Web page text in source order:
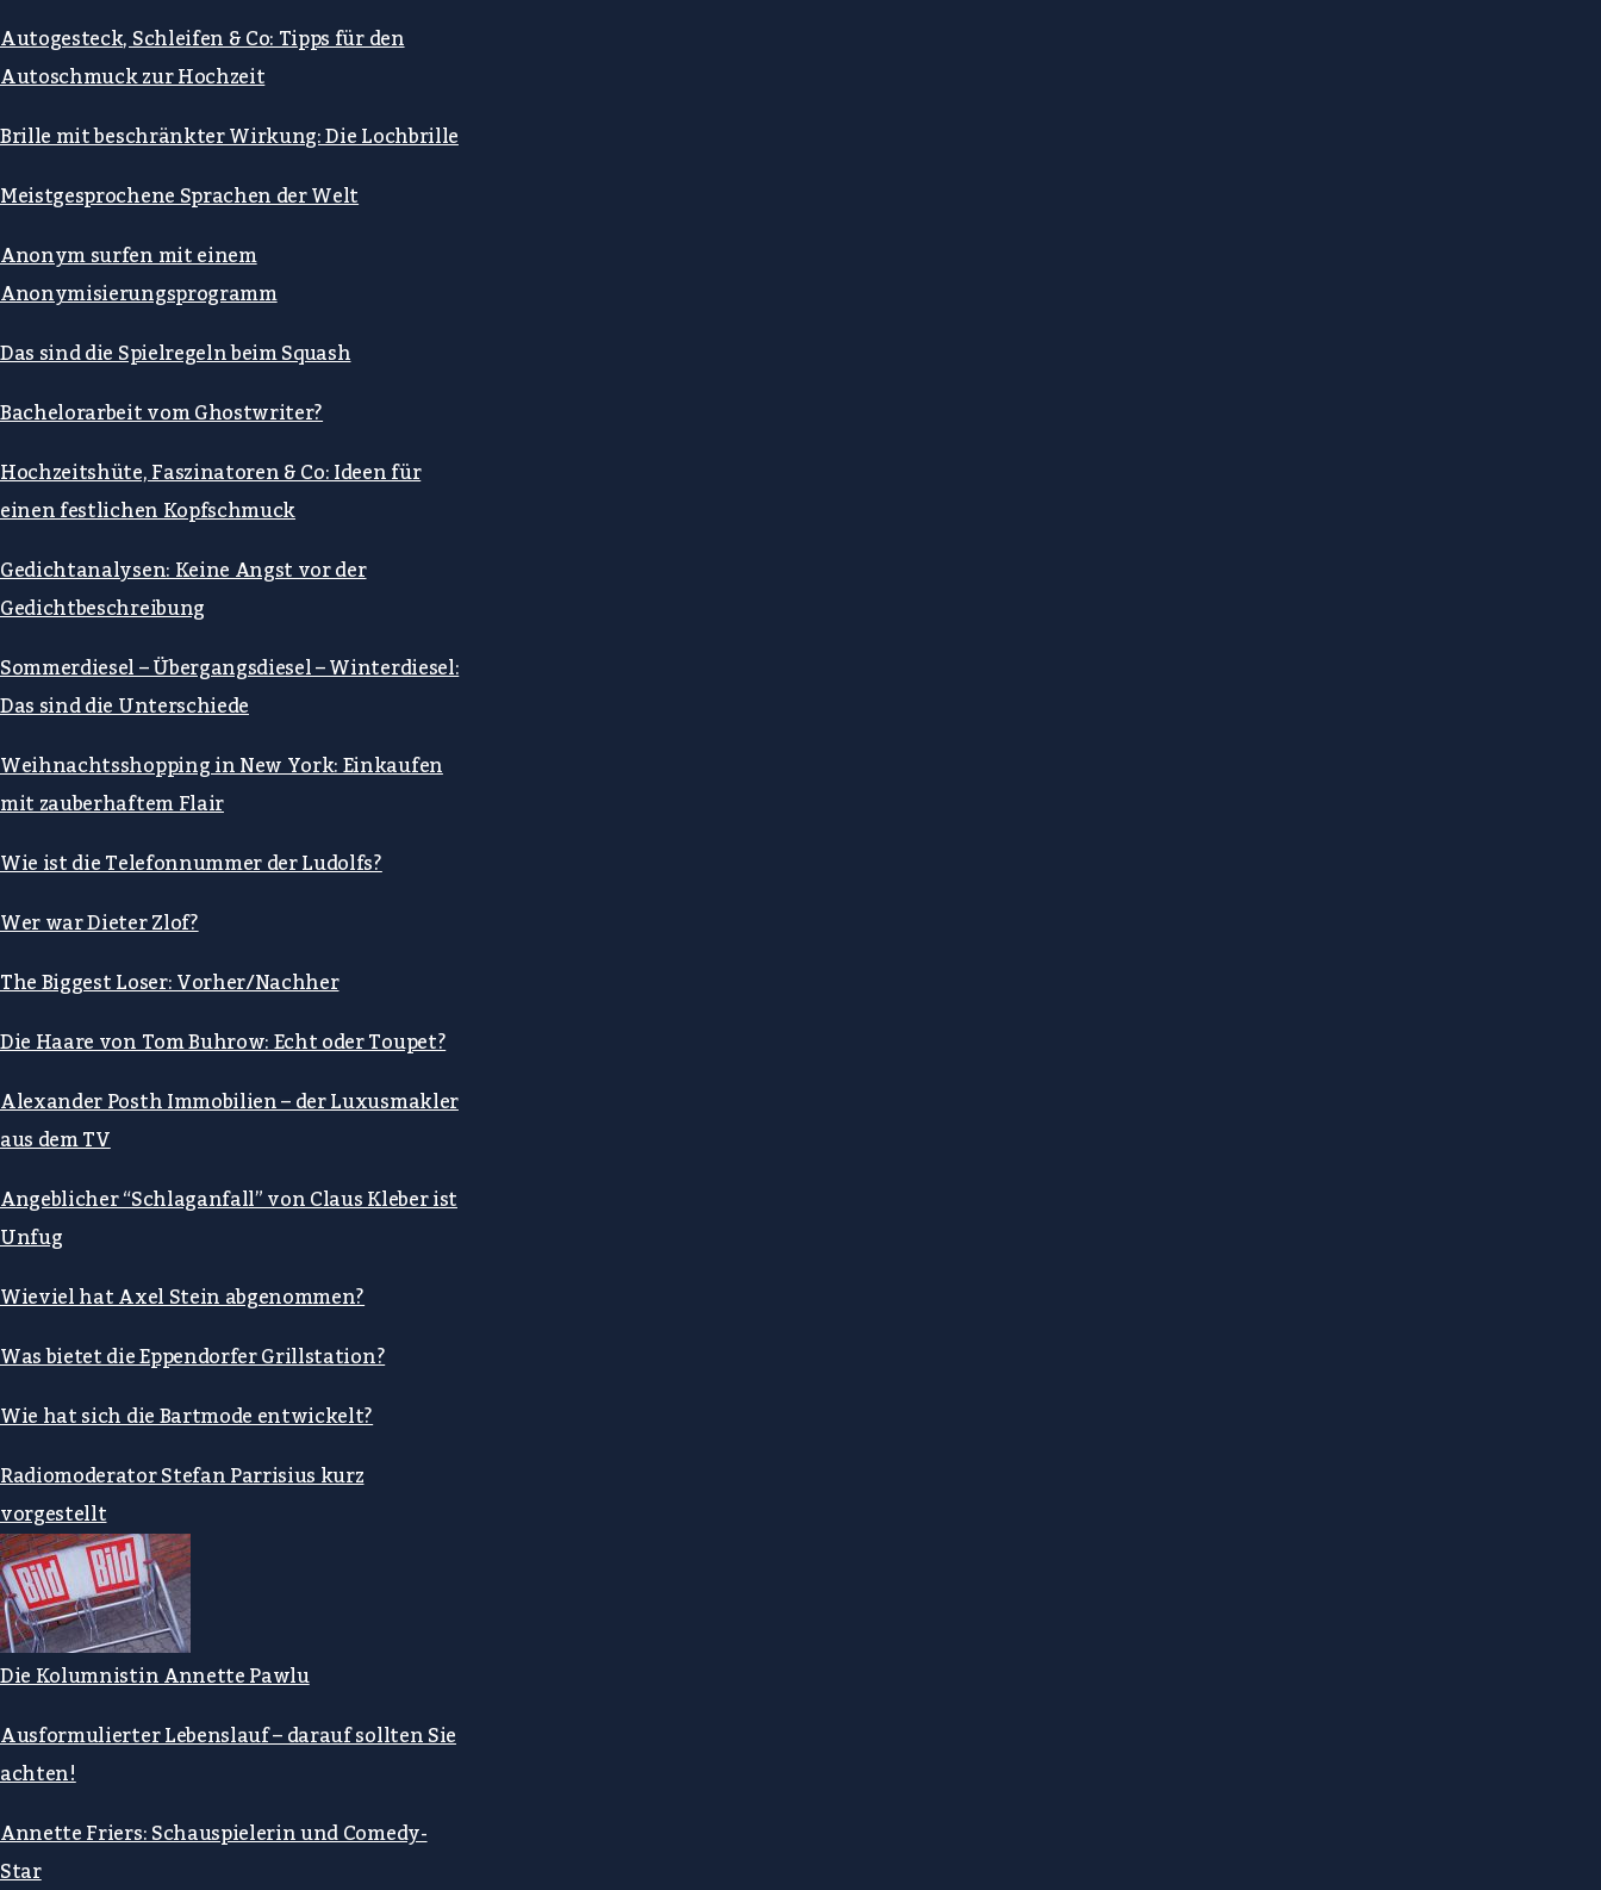
Autogesteck, Schleifen & Co: Tipps für den
Autoschmuck zur Hochzeit
Brille mit beschränkter Wirkung: Die Lochbrille
Meistgesprochene Sprachen der Welt
Anonym surfen mit einem
Anonymisierungsprogramm
Das sind die Spielregeln beim Squash
Bachelorarbeit vom Ghostwriter?
Hochzeitshüte, Faszinatoren & Co: Ideen für
einen festlichen Kopfschmuck
Gedichtanalysen: Keine Angst vor der
Gedichtbeschreibung
Sommerdiesel – Übergangsdiesel – Winterdiesel:
Das sind die Unterschiede
Weihnachtsshopping in New York: Einkaufen
mit zauberhaftem Flair
Wie ist die Telefonnummer der Ludolfs?
Wer war Dieter Zlof?
The Biggest Loser: Vorher/Nachher
Die Haare von Tom Buhrow: Echt oder Toupet?
Alexander Posth Immobilien – der Luxusmakler
aus dem TV
Angeblicher “Schlaganfall” von Claus Kleber ist
Unfug
Wieviel hat Axel Stein abgenommen?
Was bietet die Eppendorfer Grillstation?
Wie hat sich die Bartmode entwickelt?
Radiomoderator Stefan Parrisius kurz
vorgestellt
Die Kolumnistin Annette Pawlu
Ausformulierter Lebenslauf – darauf sollten Sie
achten!
Annette Friers: Schauspielerin und Comedy-
Star